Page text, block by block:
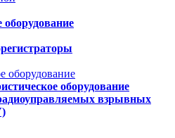
оборудование
оборудование
взрывных